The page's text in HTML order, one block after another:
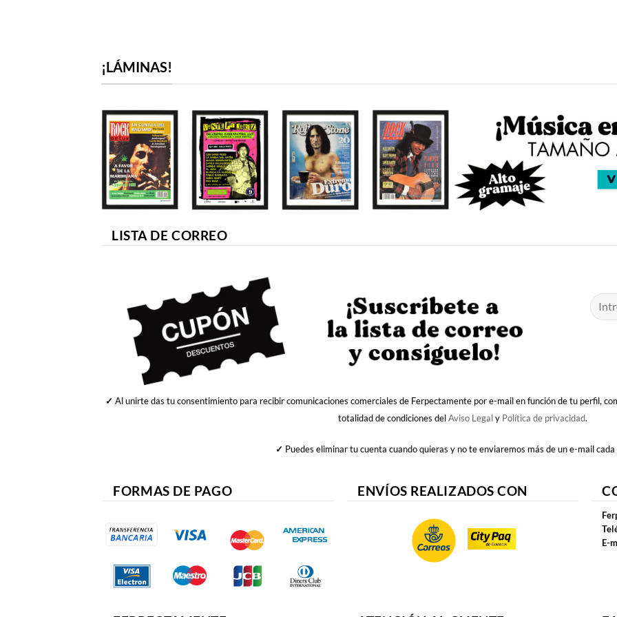
¡LÁMINAS!
LISTA DE CORREO
✓ Al unirte das tu consentimiento para recibir comunicaciones comerciales de Ferpectamente por e-mail en función de tu perfil,
totalidad de condiciones delAviso Legaly Política de privacidad.
✓ Puedes eliminar tu cuenta cuando quieras y no te enviaremos más de un e-mail cada
FORMAS DE PAGO ENVÍOS REALIZADOS CON
E-